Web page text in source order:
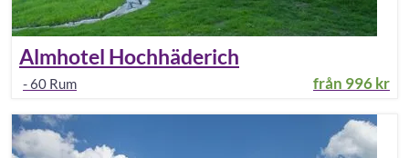
Almhotel Hochhäderich
-60 Rum från 996 kr